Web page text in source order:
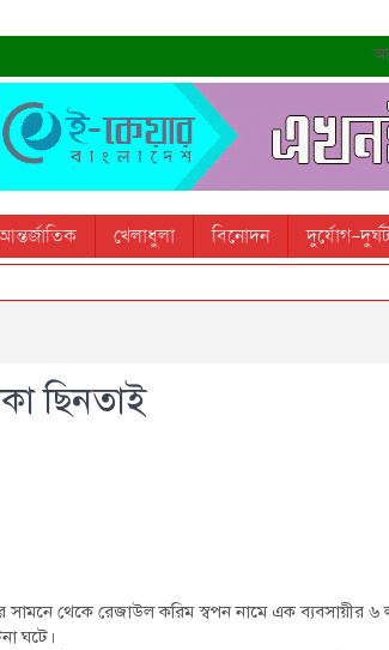
খেলাধুলা বিনোদন দুর্যোগ-
ছিনতাই
থেকে রেজাউল করিম স্বপন নামে এক ব্যবসায়ীর ৬
ঘটে।